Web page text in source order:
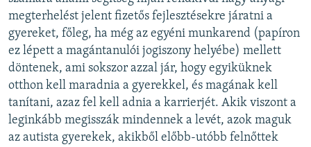
megterhelést jelent fizetős fejlesztésekre járatni a
gyereket, főleg, ha még az egyéni munkarend (papíron
ez lépett a magántanulói jogiszony helyébe) mellett
döntenek, ami sokszor azzal jár, hogy egyiküknek
otthon kell maradnia a gyerekkel, és magának kell
tanítani, azaz fel kell adnia a karrierjét. Akik viszont a
leginkább megisszák mindennek a levét, azok maguk
az autista gyerekek, akikből előbb-utóbb felnőttek